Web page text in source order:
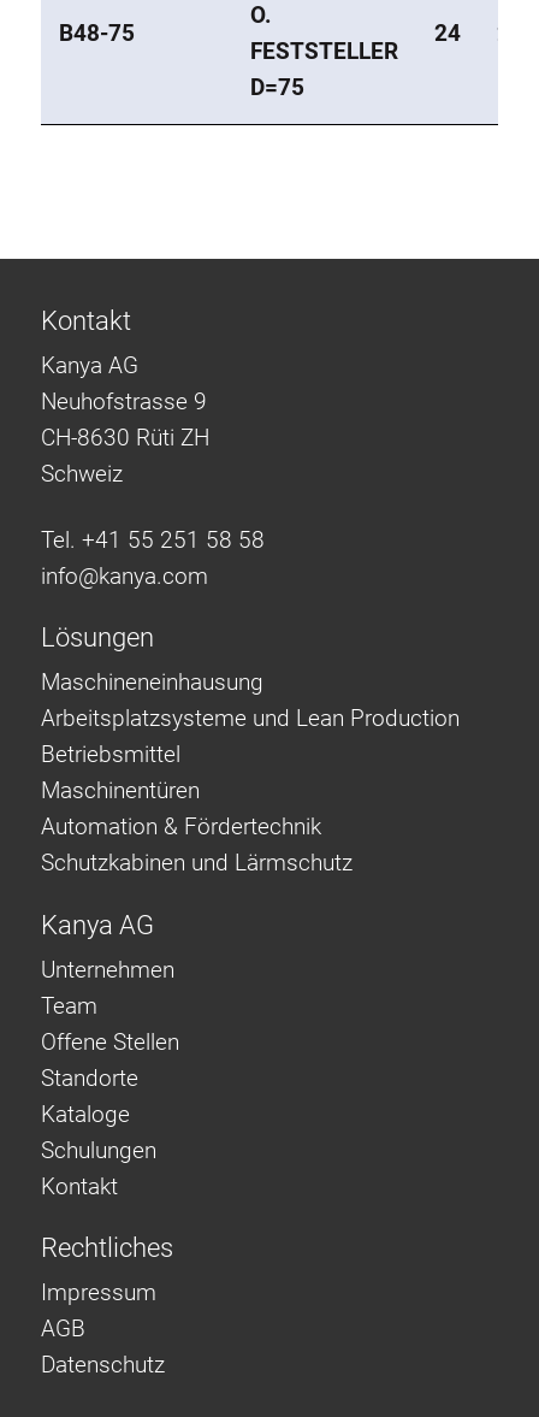
B48-75
O.
FESTSTELLER
D=75
24 25
Kontakt
Kanya AG
Neuhofstrasse 9
CH-8630 Rüti ZH
Schweiz
Tel. +41 55 251 58 58
info@kanya.com
Lösungen
Maschineneinhausung
Arbeitsplatzsysteme und Lean Production
Betriebsmittel
Maschinentüren
Automation & Fördertechnik
Schutzkabinen und Lärmschutz
Kanya AG
Unternehmen
Team
Offene Stellen
Standorte
Kataloge
Schulungen
Kontakt
Rechtliches
Impressum
AGB
Datenschutz